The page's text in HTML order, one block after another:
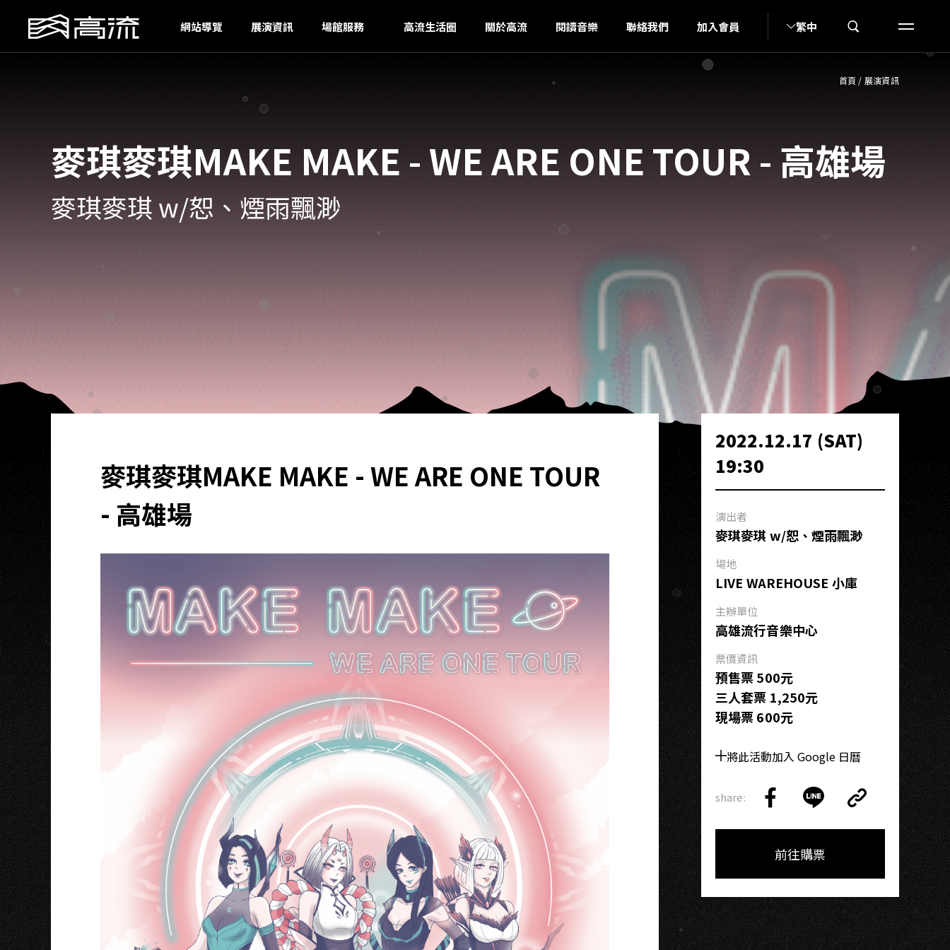
網站導覽 展演資訊 場館服務 高流生活圈 關於高流 閱讀音樂 聯絡我們 加入會員 繁中
首頁 / 展演資訊
麥琪麥琪MAKE MAKE - WE ARE ONE TOUR - 高雄場
麥琪麥琪 w/恕、煙雨飄渺
麥琪麥琪MAKE MAKE - WE ARE ONE TOUR
- 高雄場
2022.12.17 (SAT)
19:30
演出者
麥琪麥琪 w/恕、煙雨飄渺
場地
LIVE WAREHOUSE 小庫
主辦單位
高雄流行音樂中心
票價資訊
預售票 500元
三人套票 1,250元
現場票 600元
將此活動加入 Google 日曆
share:
on
Facebook
on
LINE
Link
Copy
前往購票